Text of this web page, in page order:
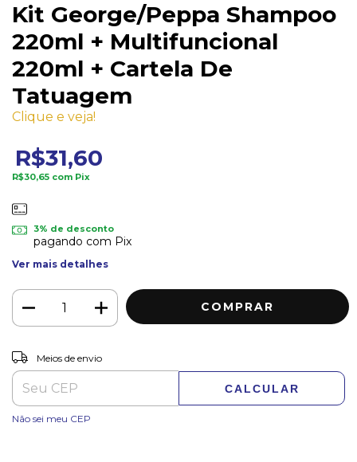
Kit George/Peppa Shampoo
220ml + Multifuncional
220ml + Cartela De
Tatuagem
Clique e veja!
R$31,60
R$30,65 com Pix
3% de desconto
pagando com Pix
Ver mais detalhes
Entregas para o CEP:
Meios de envio
CALCULAR
Não sei meu CEP